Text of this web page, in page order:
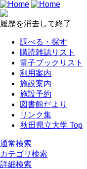
履歴を消去して終了
調べる・探す
購読雑誌リスト
電子ブックリスト
利用案内
施設案内
施設予約
図書館だより
リンク集
秋田県立大学 Top
通常検索
カテゴリ検索
詳細検索